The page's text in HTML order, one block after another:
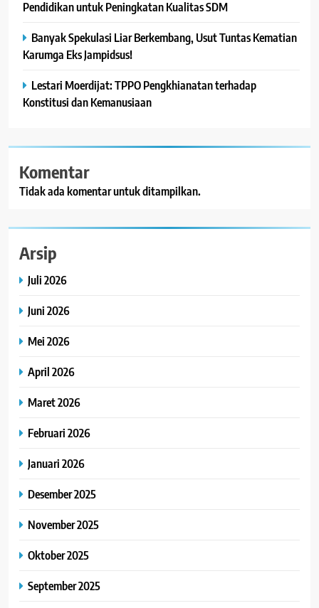
Pendidikan untuk Peningkatan Kualitas SDM
Banyak Spekulasi Liar Berkembang, Usut Tuntas Kematian
Karumga Eks Jampidsus!
Lestari Moerdijat: TPPO Pengkhianatan terhadap
Konstitusi dan Kemanusiaan
Komentar
Tidak ada komentar untuk ditampilkan.
Arsip
Juli 2026
Juni 2026
Mei 2026
April 2026
Maret 2026
Februari 2026
Januari 2026
Desember 2025
November 2025
Oktober 2025
September 2025